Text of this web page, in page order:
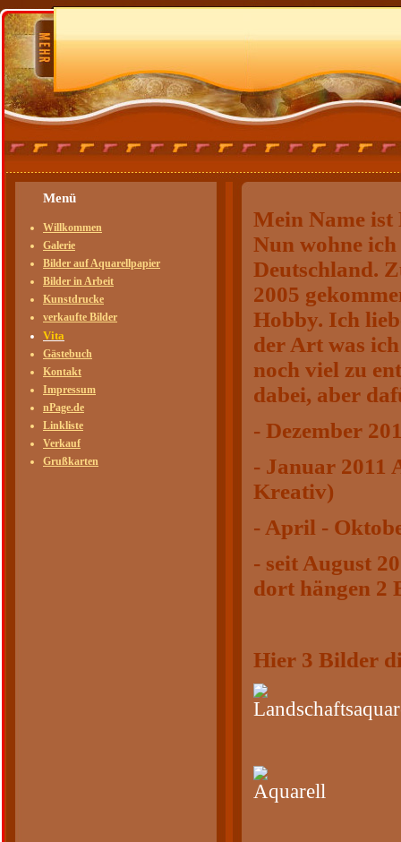
Menü
Willkommen
Galerie
Bilder auf Aquarellpapier
Bilder in Arbeit
Kunstdrucke
verkaufte Bilder
Vita
Gästebuch
Kontakt
Impressum
nPage.de
Linkliste
Verkauf
Grußkarten
Mein Name ist
Nun wohne
Deutschland.
2005
Hobby. Ich
der Art was
noch viel zu
dabei, aber
- Dezember
- Januar 2011
Kreativ)
- April -
- seit August
dort hängen 2
Hier 3 Bilder